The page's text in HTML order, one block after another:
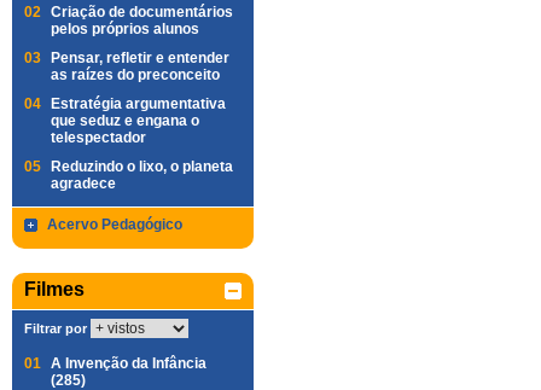
02 Criação de documentários
pelos próprios alunos
03
Pensar, refletir e entender
as raízes do preconceito
04
Estratégia argumentativa
que seduz e engana o
telespectador
05
Reduzindo o lixo, o planeta
agradece
Acervo Pedagógico
Filmes
Filtrar por
01 A Invenção da Infância
(285)